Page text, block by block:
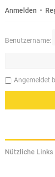
Anmelden •
Benutzername:
Angemeldet
Nützliche Links